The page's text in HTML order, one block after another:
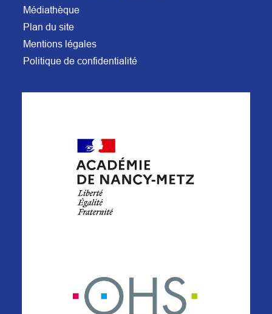
Médiathèque
Plan du site
Mentions légales
Politique de confidentialité